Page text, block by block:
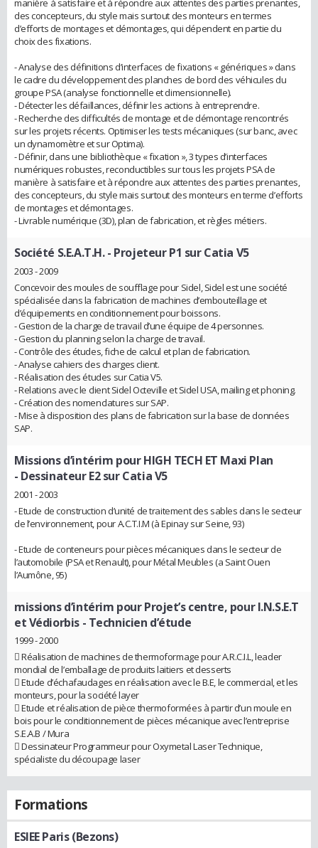
manière à satisfaire et à répondre aux attentes des parties prenantes,
des concepteurs, du style mais surtout des monteurs en termes
d’efforts de montages et démontages, qui dépendent en partie du
choix des fixations.
- Analyse des définitions d’interfaces de fixations « génériques » dans
le cadre du développement des planches de bord des véhicules du
groupe PSA (analyse fonctionnelle et dimensionnelle).
- Détecter les défaillances, définir les actions à entreprendre.
- Recherche des difficultés de montage et de démontage rencontrés
sur les projets récents. Optimiser les tests mécaniques (sur banc, avec
un dynamomètre et sur Optima).
- Définir, dans une bibliothèque « fixation », 3 types d’interfaces
numériques robustes, reconductibles sur tous les projets PSA de
manière à satisfaire et à répondre aux attentes des parties prenantes,
des concepteurs, du style mais surtout des monteurs en terme d’efforts
de montages et démontages.
- Livrable numérique (3D), plan de fabrication, et règles métiers.
Société S.E.A.T.H.- Projeteur P1 sur Catia V5
2003 - 2009
Concevoir des moules de soufflage pour Sidel, Sidel est une société
spécialisée dans la fabrication de machines d’embouteillage et
d’équipements en conditionnement pour boissons.
- Gestion de la charge de travail d’une équipe de 4 personnes.
- Gestion du planning selon la charge de travail.
- Contrôle des études, fiche de calcul et plan de fabrication.
- Analyse cahiers des charges client.
- Réalisation des études sur Catia V5.
- Relations avec le client Sidel Octeville et Sidel USA, mailing et phoning.
- Création des nomenclatures sur SAP.
- Mise à disposition des plans de fabrication sur la base de données
SAP.
Missions d’intérim pour HIGH TECH ET Maxi Plan
- Dessinateur E2 sur Catia V5
2001 - 2003
- Etude de construction d’unité de traitement des sables dans le secteur
de l’environnement, pour A.C.T.I.M (à Epinay sur Seine, 93)
- Etude de conteneurs pour pièces mécaniques dans le secteur de
l’automobile (PSA et Renault), pour Métal Meubles (a Saint Ouen
l’Aumône, 95)
missions d’intérim pour Projet’s centre, pour I.N.S.E.T
et Védiorbis- Technicien d’étude
1999 - 2000
 Réalisation de machines de thermoformage pour A.R.C.I.L, leader
mondial de l’emballage de produits laitiers et desserts
 Etude d’échafaudages en réalisation avec le B.E, le commercial, et les
monteurs, pour la société layer
 Etude et réalisation de pièce thermoformées à partir d’un moule en
bois pour le conditionnement de pièces mécanique avec l’entreprise
S.E.A.B / Mura
 Dessinateur Programmeur pour Oxymetal Laser Technique,
spécialiste du découpage laser
Formations
ESIEE Paris (Bezons)